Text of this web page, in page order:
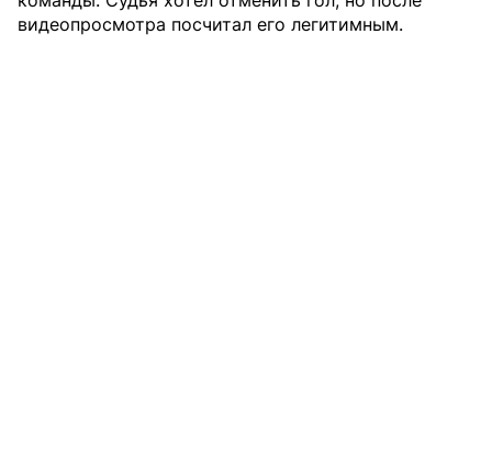
видеопросмотра посчитал его легитимным.